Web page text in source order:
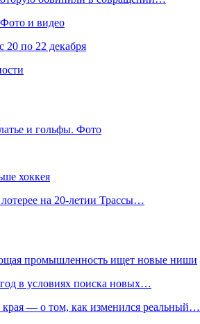
Фото и видео
20 по 22 декабря
и гольфы. Фото
хоккея
на 20-летии Трассы…
промышленность ищет новые ниши
в условиях поиска новых…
— о том, как изменился реальный…